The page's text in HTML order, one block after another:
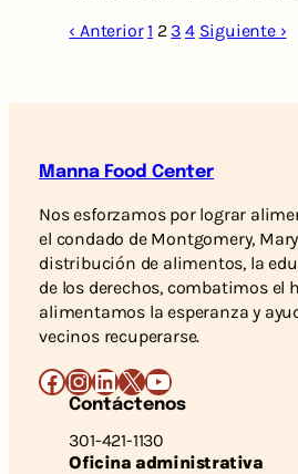
‹ Anterior 1 2 3 4 Siguiente ›
Manna Food Center
Nos esforzamos por lograr
el condado de Montgomery,
distribución de alimentos, la
de los derechos, combatimos el
alimentamos la esperanza y
vecinos recuperarse.
Facebook
Instagram
LinkedIn
X YouTube
Contáctenos
301-421-1130
Oficina administrativa